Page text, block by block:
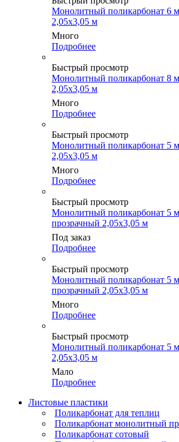
Монолитный поликарбонат 6
2,05х3,05 м
Много
Подробнее
Быстрый просмотр
Монолитный поликарбонат 8
2,05х3,05 м
Много
Подробнее
Быстрый просмотр
Монолитный поликарбонат 5
2,05х3,05 м
Много
Подробнее
Быстрый просмотр
Монолитный поликарбонат 5
прозрачный 2,05х3,05 м
Под заказ
Подробнее
Быстрый просмотр
Монолитный поликарбонат 5
прозрачный 2,05х3,05 м
Много
Подробнее
Быстрый просмотр
Монолитный поликарбонат 5
2,05х3,05 м
Мало
Подробнее
Листовые пластики
Поликарбонат для теплиц
Поликарбонат монолитный
Поликарбонат сотовый